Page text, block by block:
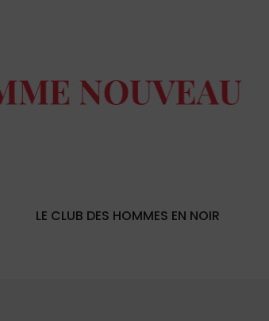
LE CLUB DES HOMMES EN NOIR